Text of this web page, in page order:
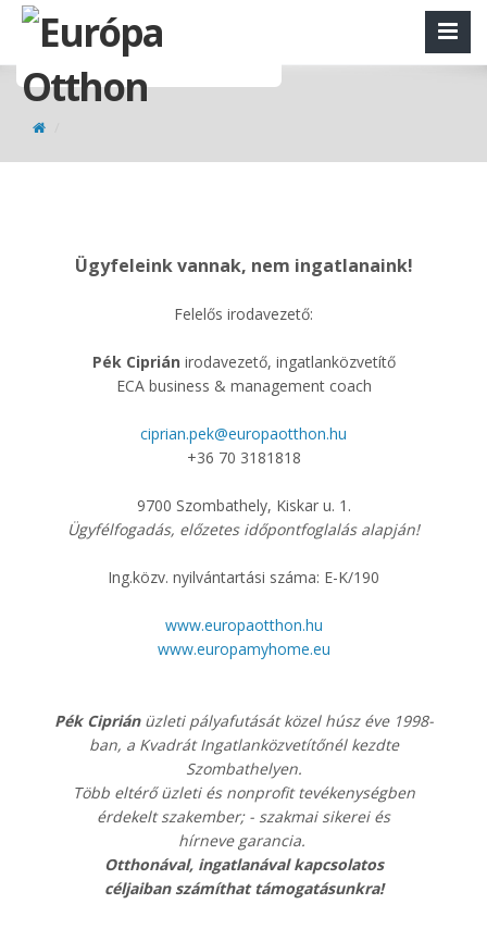
Ügyfeleink vannak, nem ingatlanaink!
Felelős irodavezető:
Pék Ciprián irodavezető, ingatlanközvetítő
ECA business & management coach
ciprian.pek@europaotthon.hu
+36 70 3181818
9700 Szombathely, Kiskar u. 1.
Ügyfélfogadás, előzetes időpontfoglalás alapján!
Ing.közv. nyilvántartási száma: E-K/190
www.europaotthon.hu
www.europamyhome.eu
Pék Cipriánüzleti pályafutását közel húsz éve 1998-
ban, a Kvadrát Ingatlanközvetítőnél kezdte
Szombathelyen.
Több eltérő üzleti és nonprofit tevékenységben
érdekelt szakember; - szakmai sikerei és
hírneve garancia. ​
​Otthonával, ingatlanával kapcsolatos
céljaiban számíthat támogatásunkra!